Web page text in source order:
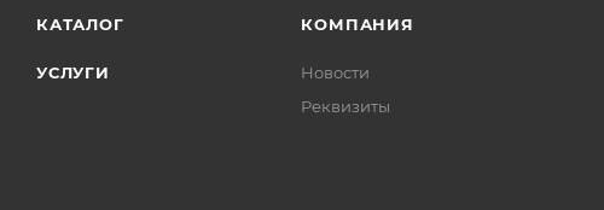
КАТАЛОГ
УСЛУГИ
КОМПАНИЯ
Новости
Реквизиты